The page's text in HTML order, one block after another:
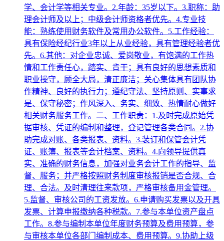
学、会计学等相关专业。2.年龄：35岁以下。3.职称：助
理会计师及以上；中级会计师资格者优先。4.专业技
能：熟练使用财务软件及常用办公软件。5.工作经验：
具有保险经纪行业3年以上从业经验，具有管理经验者优
先。6.其他：对企业忠诚、爱岗敬业，有饱满的工作热
情和工作责任心，踏实、肯干；具有良好的思想素质和
职业操守，顾全大局，清正廉洁；关心集体具有团队协
作精神、良好的执行力；遵纪守法、坚持原则、实事求
是、保守秘密；作风深入、务实、细致、热情耐心做好
相关财务服务工作。二、工作职责：1.及时完成原始凭
据审核、凭证的编制和整理，登记管理各类合同。2.协
助完成对账、各类报表、资料。3.装订和保管会计凭
证、账簿、报表等会计档案、资料。4.向领导提供真
实、准确的财务信息，加强对业务会计工作的指导、监
督、服务；并严格按照财务制度审核报销是否合规、合
理、合法。及时清理往来款项，严格审核备用金管理。
5.监督、审核公司的工资发放。6.申请购买发票以及开具
发票、计算申报缴纳各种税款。7.参与本单位资产盘点
工作。8.参与编制本单位年度财务预算及费用预算，参
与审核本单位各部门编制成本、费用预算。9.协助上级